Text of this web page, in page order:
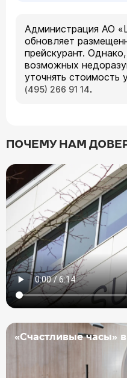
Администрация АО
обновляет
прейскурант.
возможных
уточнять стоимость
(495) 266 91 14.
ПОЧЕМУ НАМ
«Счастливые часы»